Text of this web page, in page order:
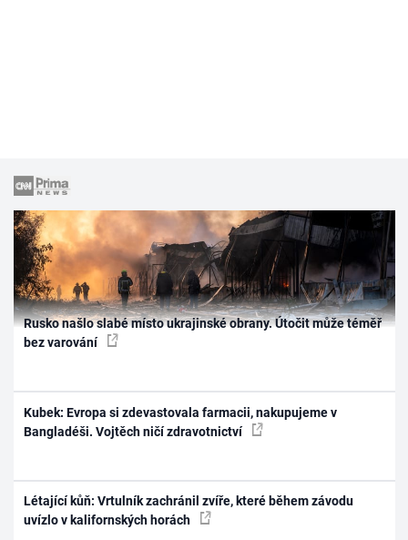
Rusko našlo slabé místo ukrajinské obrany. Útočit může téměř
bez varování
Kubek: Evropa si zdevastovala farmacii, nakupujeme v
Bangladéši. Vojtěch ničí zdravotnictví
Létající kůň: Vrtulník zachránil zvíře, které během závodu
uvízlo v kalifornských horách